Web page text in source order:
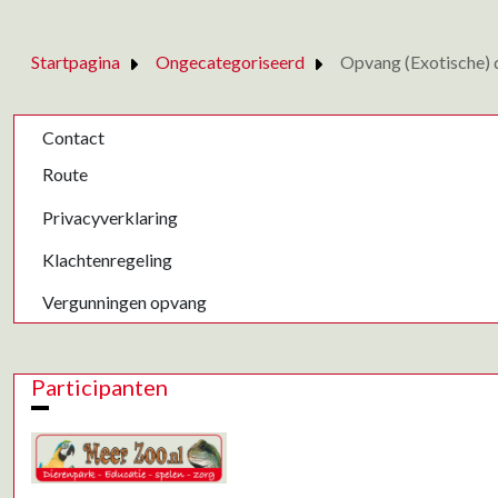
Startpagina Ongecategoriseerd Opvang (Exotische)
Contact
Route
Privacyverklaring
Klachtenregeling
Vergunningen opvang
Participanten